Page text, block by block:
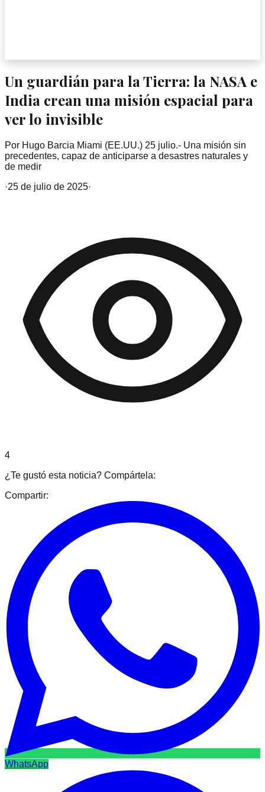
Un guardián para la Tierra: la NASA e
India crean una misión espacial para
ver lo invisible
Por Hugo Barcia Miami (EE.UU.) 25 julio.- Una misión sin
precedentes, capaz de anticiparse a desastres naturales y
de medir
·25 de julio de 2025·
4
¿Te gustó esta noticia? Compártela:
Compartir:
WhatsApp